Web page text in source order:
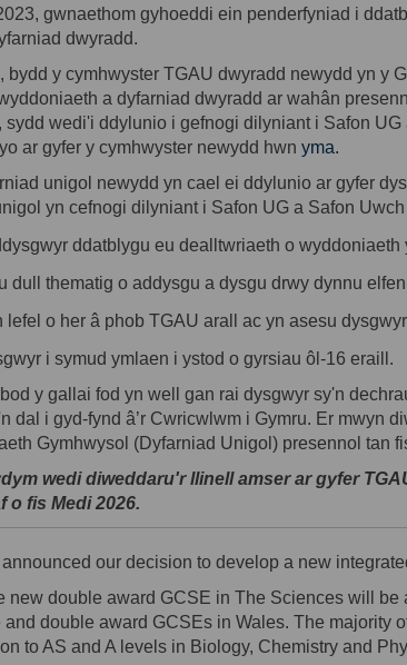
gwnaethom gyhoeddi ein penderfyniad i
dwyradd.
bydd y cymhwyster TGAU dwyradd newydd yn y
a dyfarniad dwyradd ar wahân
sydd wedi'i ddylunioi gefnogi dilyniant i Safon UG
ar gyfer y cymhwyster newydd hwn yma.
unigol newydd yn cael ei ddylunioar gyfer
yn cefnogi dilyniant i Safon UG a Safon
ddatblygu eu dealltwriaeth o
dull thematig o addysgu a dysgu drwy dynnu
lefel o her â phob TGAU arall ac yn asesu
i symud ymlaen i ystod o gyrsiau ôl-16 eraill.
y gallai fod yn well gan rai dysgwyr sy'n
dal i gyd-fynd â’r Cwricwlwm i Gymru. Er mwyn
Gymhwysol (Dyfarniad Unigol ) presennol tan
wedi diweddaru'r llinell amser ar gyfer
o fis Medi 2026.
announced our decision to develop a new
new double award GCSE in The Sciences will
double award GCSEs in Wales. The majority
to AS and A levels in Biology, Chemistry and